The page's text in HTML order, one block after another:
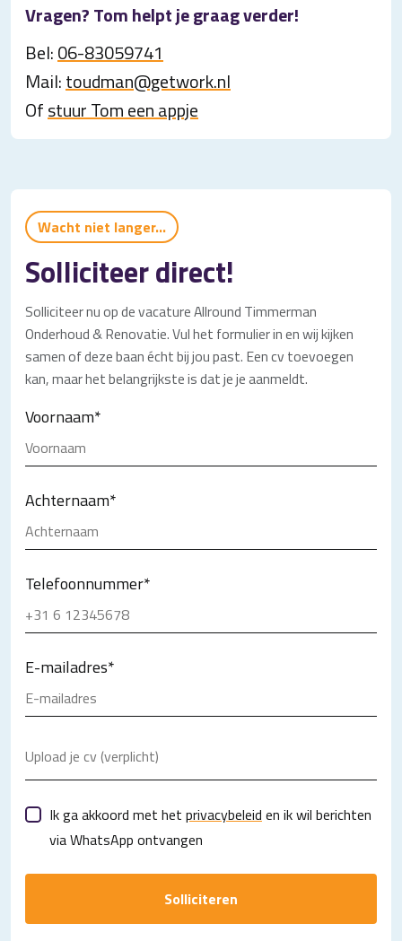
Vragen? Tom helpt je graag verder!
Bel:06-83059741
Mail:toudman@getwork.nl
Ofstuur Tom een appje
Wacht niet langer...
Solliciteer direct!
Solliciteer nu op de vacature Allround Timmerman
Onderhoud & Renovatie. Vul het formulier in en wij kijken
samen of deze baan écht bij jou past. Een cv toevoegen
kan, maar het belangrijkste is dat je je aanmeldt.
Voornaam*
Achternaam*
Telefoonnummer*
E-mailadres*
Upload je cv (verplicht)
Ik ga akkoord met het privacybeleid en ik wil berichten
via WhatsApp ontvangen
Solliciteren